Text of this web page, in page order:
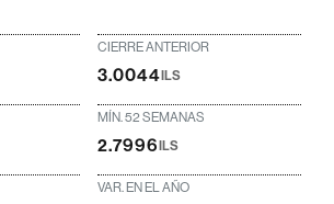
CIERRE ANTERIOR
3.0044ILS
MÍN. 52 SEMANAS
2.7996ILS
VAR. EN EL AÑO